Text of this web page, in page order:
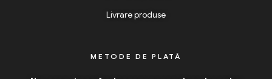
Livrare produse
METODE DE PLATĂ